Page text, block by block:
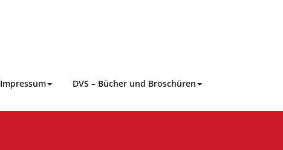
Impressum DVS – Bücher und Broschüren